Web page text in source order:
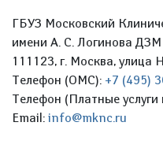
ГБУЗ Московский
имени А. С. Логинова ДЗМ
111123, г. Москва, улица
Телефон (ОМС): +7 (495)
Телефон (Платные
Email: info@mknc.ru